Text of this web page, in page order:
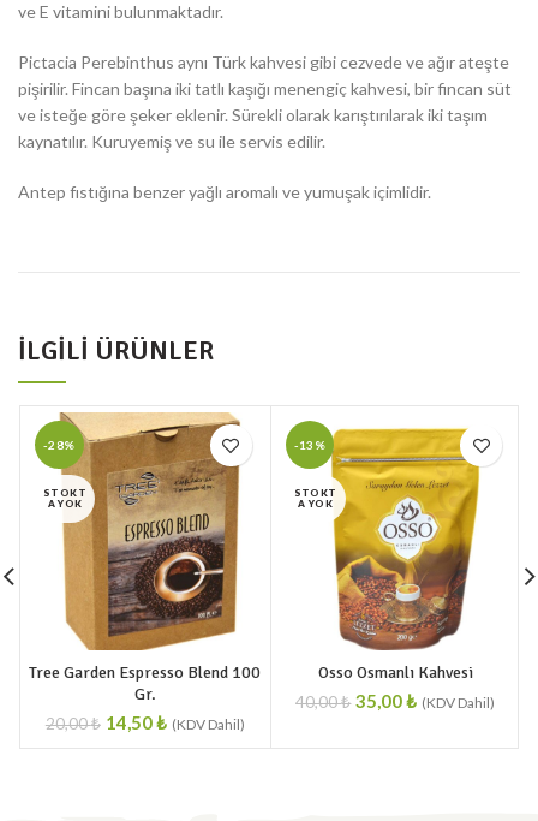
ve E vitamini bulunmaktadır.
Pictacia Perebinthus aynı Türk kahvesi gibi cezvede ve ağır ateşte
pişirilir. Fincan başına iki tatlı kaşığı menengiç kahvesi, bir fincan süt
ve isteğe göre şeker eklenir. Sürekli olarak karıştırılarak iki taşım
kaynatılır. Kuruyemiş ve su ile servis edilir.
Antep fıstığına benzer yağlı aromalı ve yumuşak içimlidir.
İLGILI ÜRÜNLER
-28%
STOKT
A YOK
Tree Garden Espresso Blend 100
Gr.
20,00₺ 14,50₺
-13%
STOKT
A YOK
Osso Osmanlı Kahvesi
40,00₺ 35,00₺